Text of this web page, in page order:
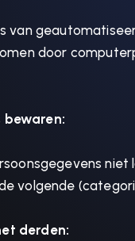
van
door
bewaren:
volgende
derden: